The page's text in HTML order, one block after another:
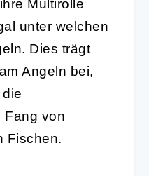
Multirolle
unter welchen
Dies trägt
Angeln bei,
Fang von
Fischen.